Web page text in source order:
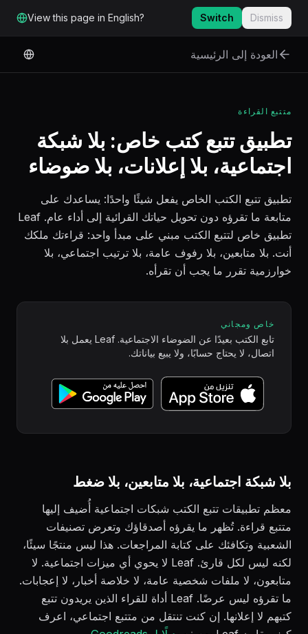
الانتقال إلى المحتوى الرئيسي
View this page in English? Switch Dismiss
العودة إلى الرئيسية
متتبع القراءة
تطبيق تتبع كتب خاص: بلا شبكة
اجتماعية، بلا إعلانات، بلا ضوضاء
تطبيق تتبع الكتب الخاص يفعل شيئًا واحدًا: يساعدك على
متابعة ما تقرؤه دون تحويل حياتك القرائية إلى أداء عام. Leaf
تطبيق خاص لتتبع الكتب مبني على مبدأ واحد: قراءتك ملكك
أنت. بلا متابعين، بلا رفوف عامة، بلا ترتيب اجتماعي، بلا
خوارزمية تقرر ما يجب أن تقرأه.
خاص ومجاني
تابع الكتب بعيدًا عن الضوضاء الاجتماعية. Leaf يعمل بلا
اتصال، لا يحتاج حسابًا، ولا يبيع بياناتك.
بلا شبكة اجتماعية، بلا متابعين، بلا ضغط
معظم تطبيقات تتبع الكتب شبكات اجتماعية أُضيف إليها
متتبع قراءة. تُظهر ما يقرؤه أصدقاؤك وتعرض تصنيفات
الشعبية وتكافئك على كتابة المراجعات. هذا ليس منتجًا سيئًا،
لكنه ليس لكل قارئ. Leaf لا يحوي أي ميزات اجتماعية. لا
متابعون، لا ملفات شخصية عامة، لا خلاصة أخبار، لا إعجابات.
ما تقرؤه ليس عرضًا. Leaf أداة للقراء الذين يريدون تتبع
كتبهم لا إعلانها. إن كنت تنتقل من متتبع اجتماعي، اعرف